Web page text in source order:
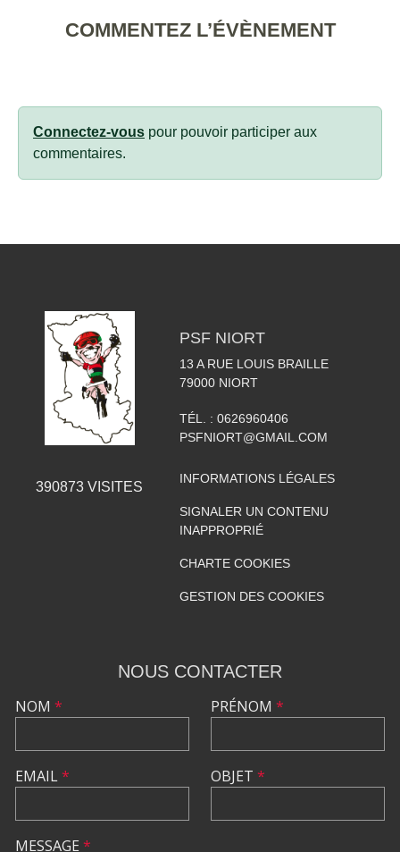
COMMENTEZ L’ÉVÈNEMENT
Connectez-vous pour pouvoir participer aux
commentaires.
390873 VISITES
PSF NIORT
13 A RUE LOUIS BRAILLE
79000 NIORT
TÉL. : 0626960406
PSFNIORT@GMAIL.COM
INFORMATIONS LÉGALES
SIGNALER UN CONTENU
INAPPROPRIÉ
CHARTE COOKIES
GESTION DES COOKIES
NOUS CONTACTER
NOM *
EMAIL*
PRÉNOM *
OBJET *
MESSAGE *